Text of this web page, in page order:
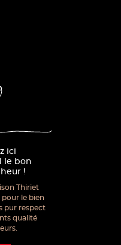
ici
le bon
!
Thiriet
le bien
pur respect
qualité